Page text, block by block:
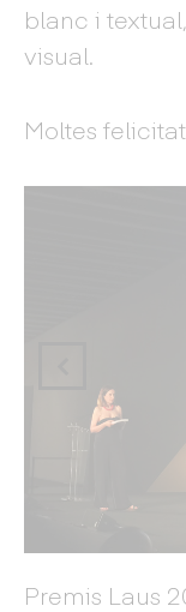
blanc i
visual.
Moltes
Premis Laus